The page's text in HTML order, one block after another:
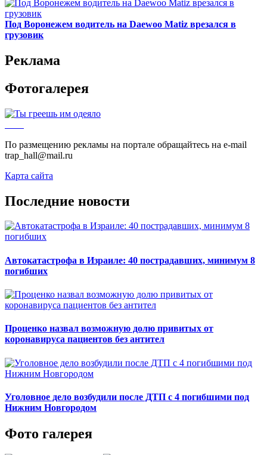
Под Воронежем водитель на Daewoo Matiz врезался в
грузовик
Реклама
Фотогалерея
По размещению рекламы на портале обращайтесь на e-mail
trap_hall@mail.ru
Карта сайта
Последние новости
Автокатастрофа в Израиле: 40 пострадавших, минимум 8
погибших
Проценко назвал возможную долю привитых от
коронавируса пациентов без антител
Уголовное дело возбудили после ДТП с 4 погибшими под
Нижним Новгородом
Фото галерея